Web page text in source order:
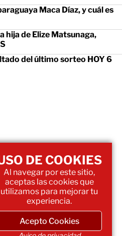
Maca Díaz, y cuál es
hija de Elize Matsunaga,
del último sorteo HOY 6
DE COOKIES
Al navegar por este sitio,
aceptas las cookies que
utilizamos para mejorar tu
experiencia.
Acepto Cookies